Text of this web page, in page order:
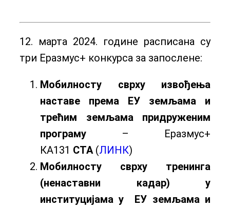
12. марта 2024. године расписана су
три Еразмус+ конкурса за запослене:
Мобилносту сврху извођења
наставе према ЕУ земљама и
трећим земљама придруженим
програму – Еразмус+
КА131 СТА(ЛИНК)
Мобилносту сврху
тренинга
(ненаставни кадар)
у
институцијама у
ЕУ земљама и